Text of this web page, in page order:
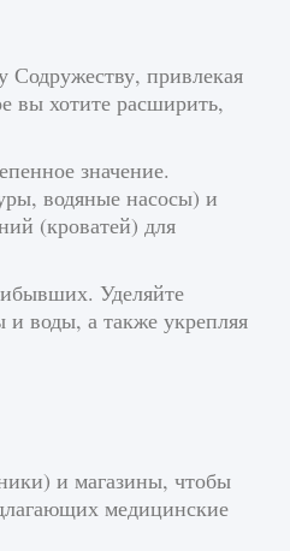
Содружеству, привлекая
вы хотите расширить,
значение.
водяные насосы) и
(кроватей) для
Уделяйте
и воды, а также укрепляя
и магазины, чтобы
медицинские